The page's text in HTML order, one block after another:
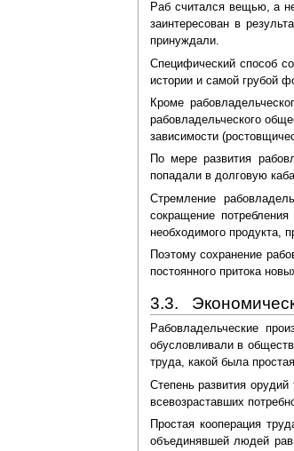
Раб считался вещью, а
заинтересован в
принуждали.
Специфический способ
истории и самой грубой
Кроме
рабовладельческого
зависимости
По мере развития
попадали в долговую
Стремление
сокращение
необходимого продукта,
Поэтому сохранение
постоянного притока
3.3.
Рабовладельческие
обусловливали в
труда, какой была
Степень развития
всевозраставших
Простая кооперация
объединявшей людей